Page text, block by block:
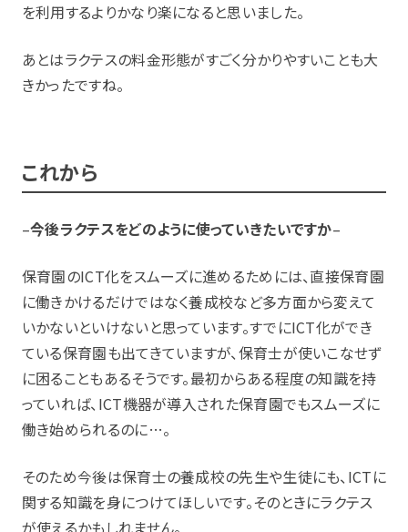
を利用するよりかなり楽になると思いました。
あとはラクテスの料金形態がすごく分かりやすいことも大
きかったですね。
これから
–今後ラクテスをどのように使っていきたいですか–
保育園のICT化をスムーズに進めるためには、直接保育園
に働きかけるだけではなく養成校など多方面から変えて
いかないといけないと思っています。すでにICT化ができ
ている保育園も出てきていますが、保育士が使いこなせず
に困ることもあるそうです。最初からある程度の知識を持
っていれば、ICT機器が導入された保育園でもスムーズに
働き始められるのに…。
そのため今後は保育士の養成校の先生や生徒にも、ICTに
関する知識を身につけてほしいです。そのときにラクテス
が使えるかもしれません。